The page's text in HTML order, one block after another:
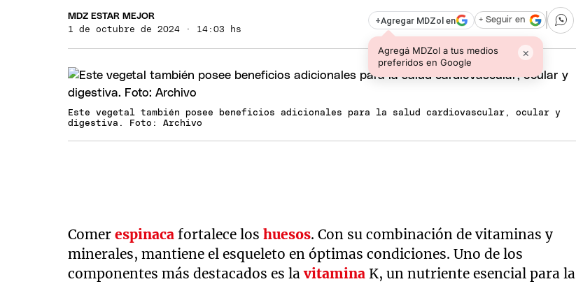
MDZ ESTAR MEJOR
1 de octubre de 2024 · 14:03 hs
+Agregar MDZol en
Agregá MDZol a tus medios
preferidos en Google
×
+ Seguir en
Este vegetal también posee beneficios adicionales para la salud cardiovascular, ocular y
digestiva. Foto: Archivo
Comerespinacafortalece loshuesos. Con su combinación de vitaminas y
minerales, mantiene el esqueleto en óptimas condiciones. Uno de los
componentes más destacados es lavitamina K, un nutriente esencial para la